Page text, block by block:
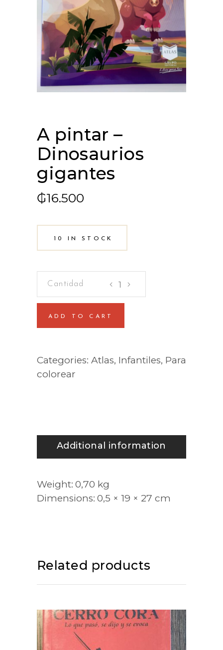
A pintar –
Dinosaurios
gigantes
₲16.500
10 IN STOCK
-
Dinosaurios
ADD TO CART
Categories: Atlas, Infantiles, Para
colorear
Additional information
Weight 0,70 kg
Dimensions 0,5 × 19 × 27 cm
Related products